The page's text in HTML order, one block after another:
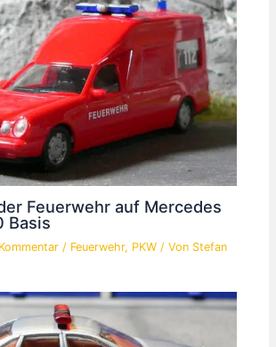
Feuerwehr auf Mercedes
Basis
/ Feuerwehr, PKW / Von Stefan